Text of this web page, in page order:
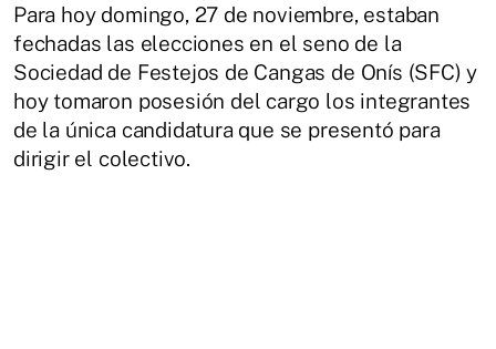
Para hoy domingo, 27 de noviembre, estaban
fechadas las elecciones en el seno de la
Sociedad de Festejos de Cangas de Onís (SFC) y
hoy tomaron posesión del cargo los integrantes
de la única candidatura que se presentó para
dirigir el colectivo.